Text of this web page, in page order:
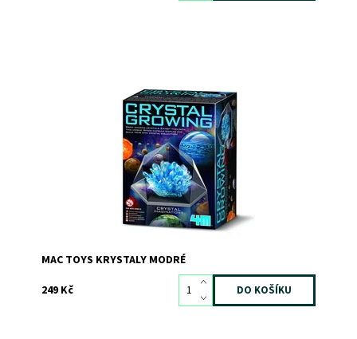
Skladem>3
11850
4M
MAC TOYS KRYSTALY MODRÉ
249 Kč